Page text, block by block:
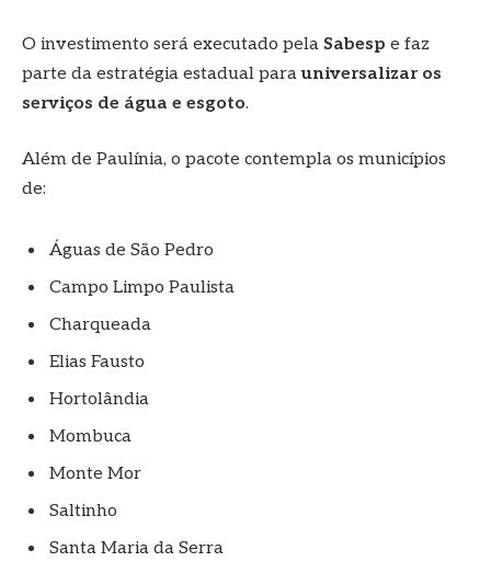
O investimento será executado pela Sabesp e faz
parte da estratégia estadual parauniversalizar os
serviços de água e esgoto.
Além de Paulínia, o pacote contempla os municípios
de:
Águas de São Pedro
Campo Limpo Paulista
Charqueada
Elias Fausto
Hortolândia
Mombuca
Monte Mor
Saltinho
Santa Maria da Serra